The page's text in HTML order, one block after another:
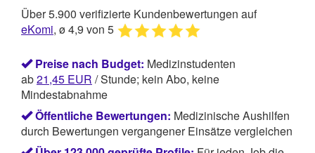
Über 5.900 verifizierte Kundenbewertungen auf
eKomi, ø 4,9 von 5
Preise nach Budget: Medizinstudenten
ab21,45 EUR / Stunde; kein Abo, keine
Mindestabnahme
Öffentliche Bewertungen: Medizinische Aushilfen
durch Bewertungen vergangener Einsätze vergleichen